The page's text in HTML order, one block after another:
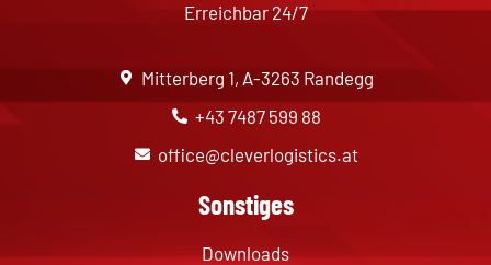
Erreichbar 24/7
Mitterberg 1, A-3263 Randegg
+43 7487 599 88
office@cleverlogistics.at
Sonstiges
Downloads